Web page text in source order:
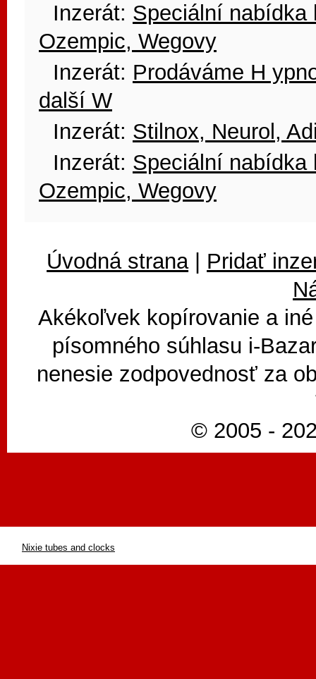
Inzerát: Speciální nabídka
Ozempic, Wegovy
Inzerát: Prodáváme H
další W
Inzerát: Stilnox, Neurol,
Inzerát: Speciální nabídka
Ozempic, Wegovy
Úvodná strana| Pridať
Akékoľvek kopírovanie a
písomného súhlasu i-
nenesie zodpovednosť za
© 2005 -
Nixie tubes and clocks